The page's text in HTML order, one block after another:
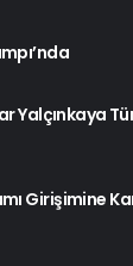
Yalçınkaya
Girişimine